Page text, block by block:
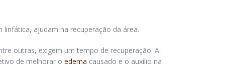
ajudam na recuperação da área.
outras, exigem um tempo de recuperação. A
de melhorar o edema causado e o auxílio na